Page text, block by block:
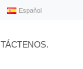
Español